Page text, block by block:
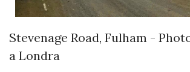
Stevenage Road, Fulham -
a Londra